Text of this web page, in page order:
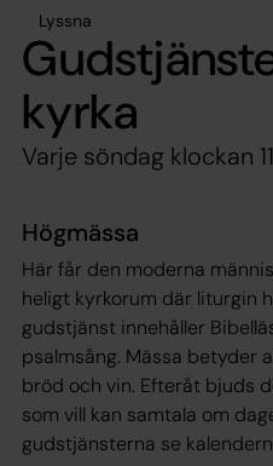
Lyssna
kyrka
Varje söndag klockan 11
Högmässa
Här får den moderna
heligt kyrkorum där liturgin
gudstjänst innehåller
psalmsång. Mässa betyder
bröd och vin. Efteråt bjuds
som vill kan samtala om
gudstjänsterna se